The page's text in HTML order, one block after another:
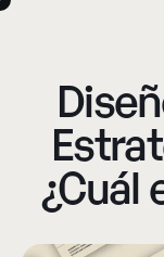
¿Cuál